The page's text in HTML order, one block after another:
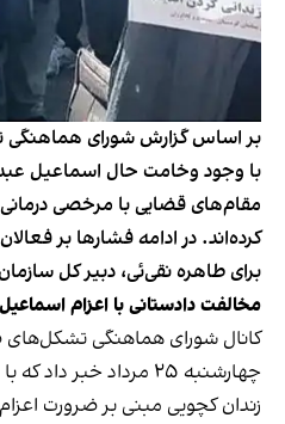
بر اساس گزارش شورای
با وجود وخامت حال اسماعیل
مقام‌های قضایی با مرخصی
کرده‌اند. در ادامه فشارها بر
برای طاهره نقی‌ئی، دبیر کل
مخالفت دادستانی با اعزام
کانال شورای هماهنگی تشکل‌های
چهارشنبه ۲۵ مرداد خبر
زندان کچویی مبنی بر ضرورت